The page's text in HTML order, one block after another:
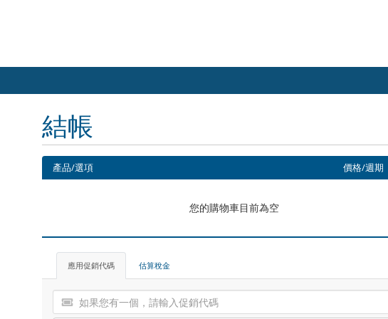
結帳
產品/選項 價格/週期
您的購物車目前為空
應用促銷代碼 估算稅金